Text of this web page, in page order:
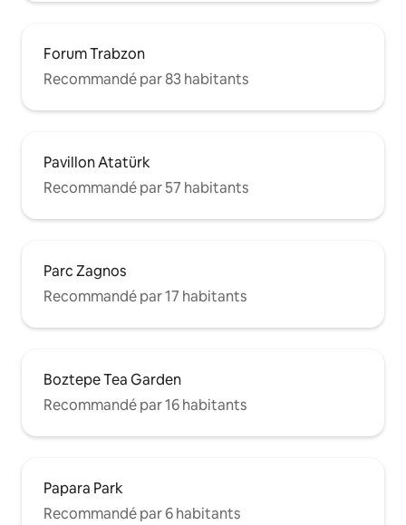
Forum Trabzon
Recommandé par 83 habitants
Pavillon Atatürk
Recommandé par 57 habitants
Parc Zagnos
Recommandé par 17 habitants
Boztepe Tea Garden
Recommandé par 16 habitants
Papara Park
Recommandé par 6 habitants